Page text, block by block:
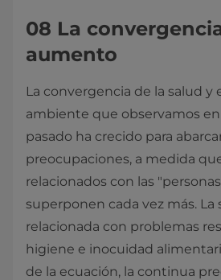
08 La
aumento
La convergencia de la salud y
ambiente que observamos
pasado ha crecido para
preocupaciones, a medida
relacionados con las
superponen cada vez más. La
relacionada con problemas
higiene e inocuidad
de la ecuación, la continua